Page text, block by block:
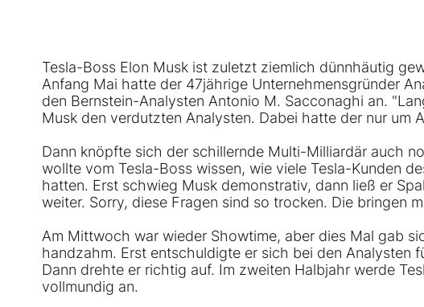
Tesla-Boss Elon Musk ist zuletzt ziemlich dünnhäutig
Anfang Mai hatte der 47jährige Unternehmensgründer
den Bernstein-Analysten Antonio M. Sacconaghi an.
Musk den verdutzten Analysten. Dabei hatte der nur um
Dann knöpfte sich der schillernde Multi-Milliardär auch
wollte vom Tesla-Boss wissen, wie viele Tesla-Kunden
hatten. Erst schwieg Musk demonstrativ, dann ließ er
weiter. Sorry, diese Fragen sind so trocken. Die bringen
Am Mittwoch war wieder Showtime, aber dies Mal gab
handzahm. Erst entschuldigte er sich bei den Analysten
Dann drehte er richtig auf. Im zweiten Halbjahr werde
vollmundig an.